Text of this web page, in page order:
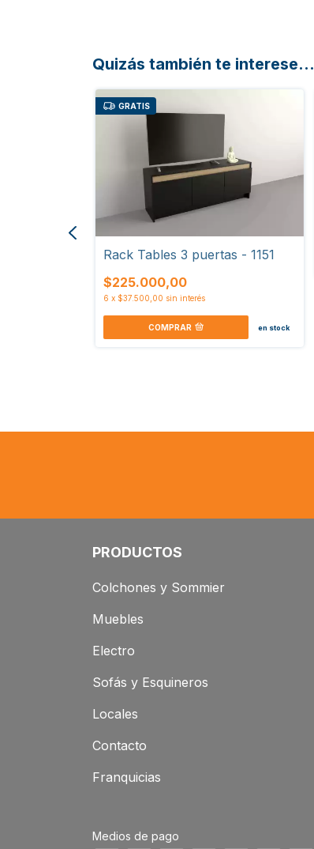
Quizás también te interese...
GRATIS
Rack Tables 3 puertas - 1151
$225.000,00
6 x $37.500,00 sin interés
COMPRAR en stock
PRODUCTOS
Colchones y Sommier
Muebles
Electro
Sofás y Esquineros
Locales
Contacto
Franquicias
Medios de pago